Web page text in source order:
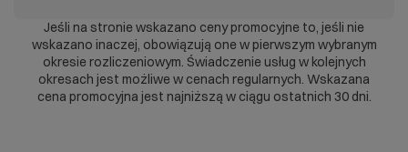
Jeśli na stronie wskazano ceny promocyjne to, jeśli nie
wskazano inaczej, obowiązują one w pierwszym wybranym
okresie rozliczeniowym. Świadczenie usług w kolejnych
okresach jest możliwe w cenach regularnych. Wskazana
cena promocyjna jest najniższą w ciągu ostatnich 30 dni.